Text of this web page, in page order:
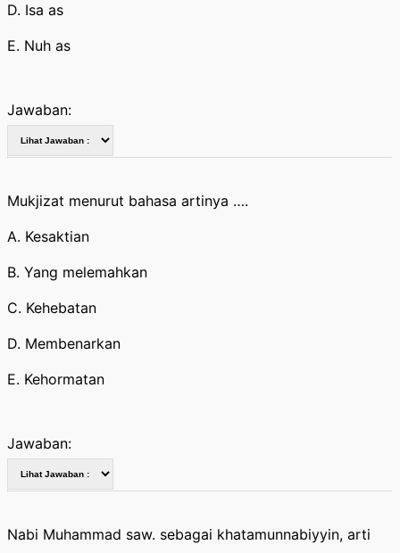
D. Isa as
E. Nuh as
Jawaban:
Mukjizat menurut bahasa artinya ….
A. Kesaktian
B. Yang melemahkan
C. Kehebatan
D. Membenarkan
E. Kehormatan
Jawaban:
Nabi Muhammad saw. sebagai khatamunnabiyyin, arti